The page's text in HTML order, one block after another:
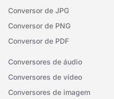
Conversor de JPG
Conversor de PNG
Conversor de PDF
Conversores de áudio
Conversores de vídeo
Conversores de imagem